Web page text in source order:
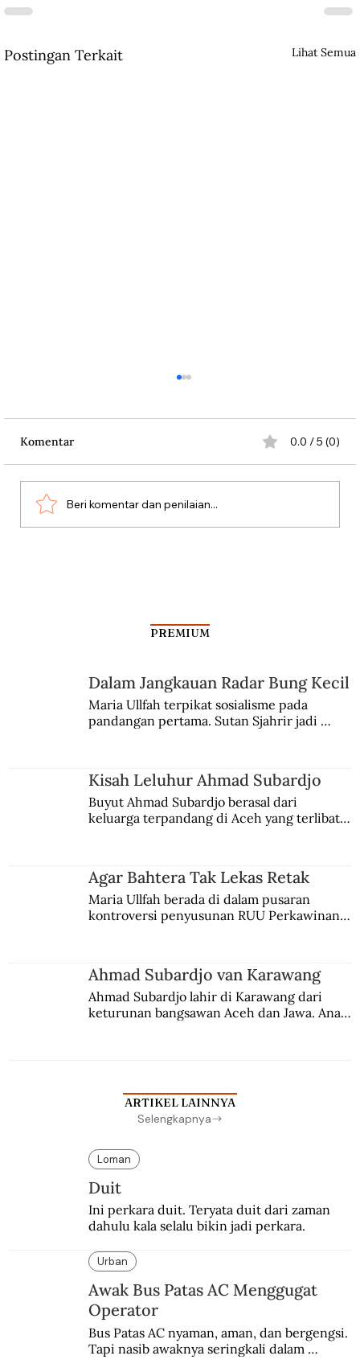
Postingan Terkait Lihat Semua
Aksi Koboi Jenderal Moestopo
Komentar 0.0 / 5 (0)
Beri komentar dan penilaian...
PREMIUM
Dalam Jangkauan Radar Bung Kecil
Maria Ullfah terpikat sosialisme pada
pandangan pertama. Sutan Sjahrir jadi
Kisah Leluhur Ahmad Subardjo
Buyut Ahmad Subardjo berasal dari
keluarga terpandang di Aceh yang terlibat
Agar Bahtera Tak Lekas Retak
Maria Ullfah berada di dalam pusaran
kontroversi penyusunan RUU Perkawinan.
Ahmad Subardjo van Karawang
Ahmad Subardjo lahir di Karawang dari
keturunan bangsawan Aceh dan Jawa. Anak
ARTIKEL LAINNYA
Selengkapnya
Loman
Duit
Ini perkara duit. Teryata duit dari zaman
dahulu kala selalu bikin jadi perkara.
Urban
Awak Bus Patas AC Menggugat
Operator
Bus Patas AC nyaman, aman, dan bergengsi.
Tapi nasib awaknya seringkali dalam